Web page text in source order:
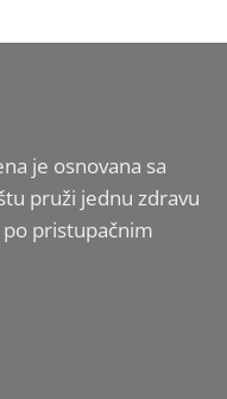
je osnovana sa
pruži jednu zdravu
pristupačnim